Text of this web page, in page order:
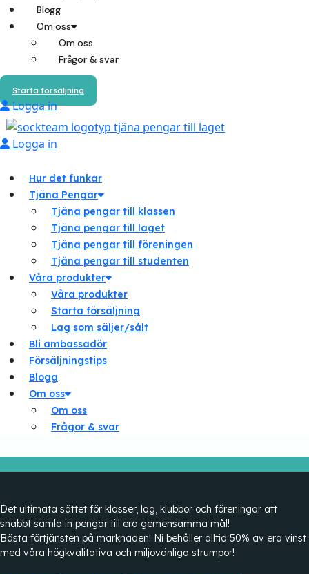
Blogg
Om oss
Om oss
Frågor & svar
Starta försäljning
Logga in
Logga in
Hur det funkar
Tjäna Pengar
Tjäna pengar till klassen
Tjäna pengar till laget
Tjäna pengar till föreningen
Tjäna pengar till studenten
Våra produkter
Våra produkter
Starta försäljning
Lag som säljer/sålt
Bli ambassadör
Försäljningstips
Blogg
Om oss
Om oss
Frågor & svar
Det ultimata sättet för klasser, lag, klubbor och föreningar att
snabbt samla in pengar till era gemensamma mål!
Bästa förtjänsten på marknaden! Ni behåller alltid 50% av era vinst
med våra högkvalitativa och miljövänliga strumpor!